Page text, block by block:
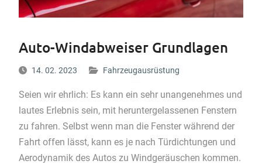
Auto-Windabweiser Grundlagen
14. 02. 2023 Fahrzeugausrüstung
Seien wir ehrlich: Es kann ein sehr unangenehmes und
lautes Erlebnis sein, mit heruntergelassenen Fenstern
zu fahren. Selbst wenn man die Fenster während der
Fahrt offen lässt, kann es je nach Türdichtungen und
Aerodynamik des Autos zu Windgeräuschen kommen.